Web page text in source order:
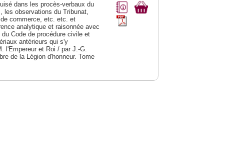
dans les procès-verbaux du
les observations du Tribunat,
commerce, etc. etc. et
analytique et raisonnée avec
Code de procédure civile et
antérieurs qui s'y
l'Empereur et Roi / par J.-G.
de la Légion d'honneur. Tome